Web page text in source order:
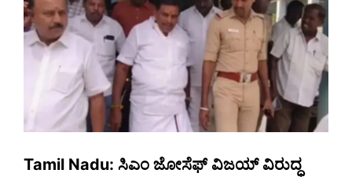
Tamil Nadu: ಸಿಎಂ ಜೋಸೆಫ್ ವಿಜಯ್ ವಿರುದ್ಧ